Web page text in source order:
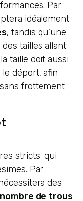
Par
idéalement
, tandis qu’une
des tailles allant
taille doit aussi
déport, afin
sans frottement
stricts, qui
Par
des
de trous